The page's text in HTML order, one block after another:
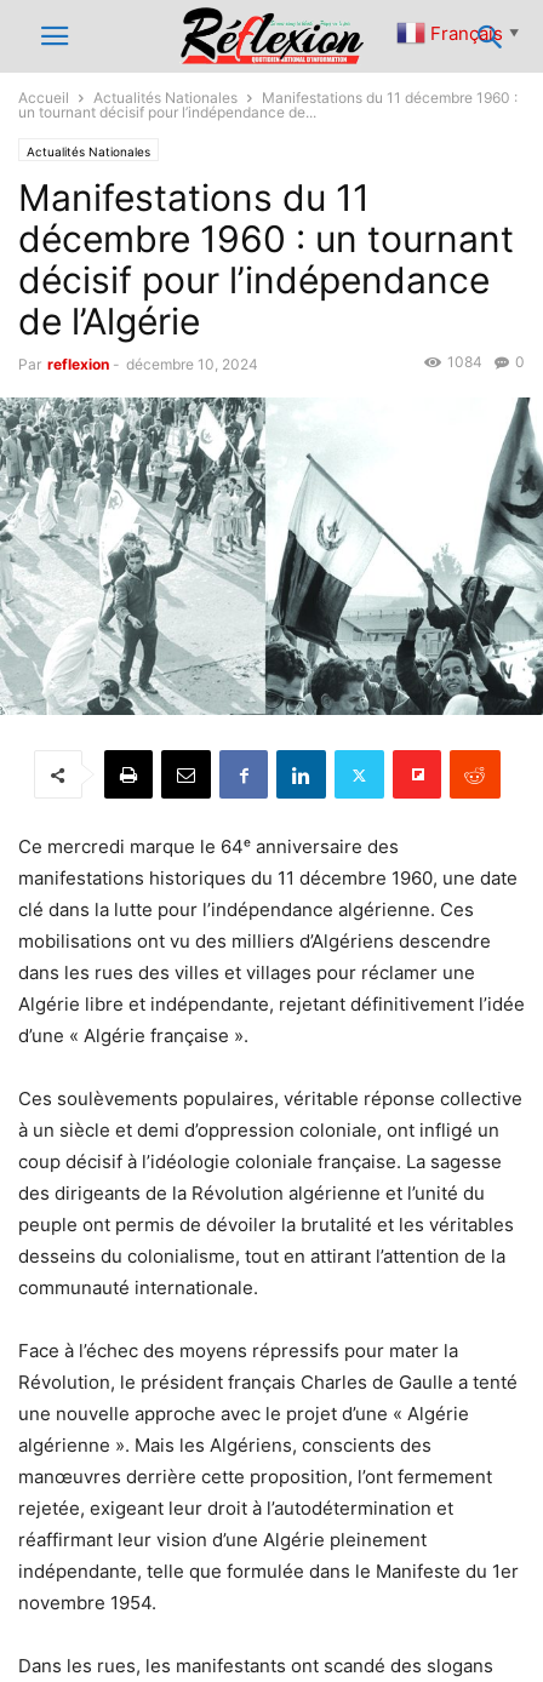
Accueil Actualités Nationales
Manifestations du 11 décembre 1960 :
un tournant décisif pour l’indépendance de...
Actualités Nationales
Manifestations du 11
décembre 1960 : un tournant
décisif pour l’indépendance
de l’Algérie
Par reflexion - décembre 10, 2024 0
1084
Ce mercredi marque le 64ᵉ anniversaire des
manifestations historiques du 11 décembre 1960, une date
clé dans la lutte pour l’indépendance algérienne. Ces
mobilisations ont vu des milliers d’Algériens descendre
dans les rues des villes et villages pour réclamer une
Algérie libre et indépendante, rejetant définitivement l’idée
d’une « Algérie française ».
Ces soulèvements populaires, véritable réponse collective
à un siècle et demi d’oppression coloniale, ont infligé un
coup décisif à l’idéologie coloniale française. La sagesse
des dirigeants de la Révolution algérienne et l’unité du
peuple ont permis de dévoiler la brutalité et les véritables
desseins du colonialisme, tout en attirant l’attention de la
communauté internationale.
Face à l’échec des moyens répressifs pour mater la
Révolution, le président français Charles de Gaulle a tenté
une nouvelle approche avec le projet d’une « Algérie
algérienne ». Mais les Algériens, conscients des
manœuvres derrière cette proposition, l’ont fermement
rejetée, exigeant leur droit à l’autodétermination et
réaffirmant leur vision d’une Algérie pleinement
indépendante, telle que formulée dans le Manifeste du 1er
novembre 1954.
Dans les rues, les manifestants ont scandé des slogans
Français ▼